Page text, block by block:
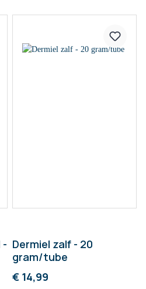
- Dermiel zalf - 20
gram/tube
€ 14,99